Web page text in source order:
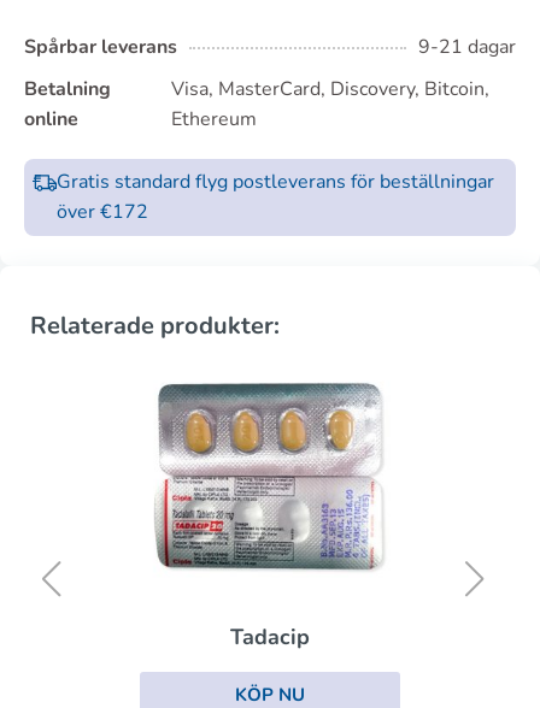
Spårbar leverans
9-21 dagar
Betalning
online
Visa, MasterCard, Discovery, Bitcoin,
Ethereum
Gratis standard flyg postleverans för beställningar
över €172
Relaterade produkter:
Tadacip
KÖP NU